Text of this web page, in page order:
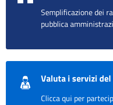
Semplificazione dei
pubblica
Valuta i servizi del
Clicca qui per